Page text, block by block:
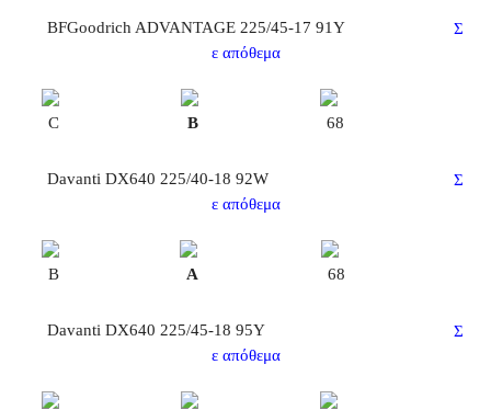
BFGoodrich ADVANTAGE 225/45-17 91Y
Σ
ε απόθεμα
C B 68
Davanti DX640 225/40-18 92W
Σ
ε απόθεμα
B A 68
Davanti DX640 225/45-18 95Y
Σ
ε απόθεμα